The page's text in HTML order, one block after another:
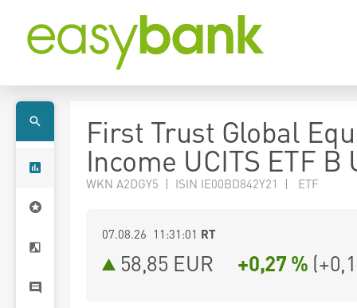
First Trust Global
Income UCITS ETF B
WKN A2DGY5 | ISIN IE00BD842Y21 | ETF
07.08.26 11:31:01 RT
58,85 EUR +0,27 % (